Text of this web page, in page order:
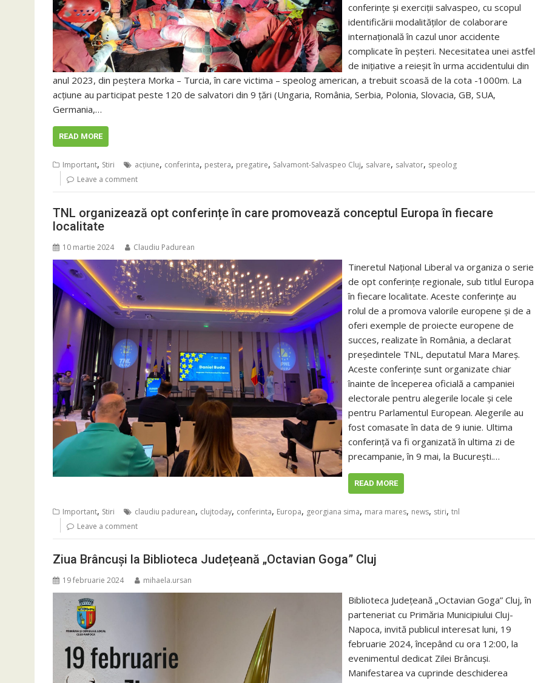
conferințe și exerciții salvaspeo, cu scopul
identificării modalităților de colaborare
internațională în cazul unor accidente
complicate în peșteri. Necesitatea unei astfel
de inițiative a reieșit în urma accidentului din
anul 2023, din peștera Morka – Turcia, în care victima – speolog american, a trebuit scoasă de la cota -1000m. La
acțiune au participat peste 120 de salvatori din 9 țări (Ungaria, România, Serbia, Polonia, Slovacia, GB, SUA,
Germania,…
READ MORE
Important, Stiri acţiune, conferinta, pestera, pregatire, Salvamont-Salvaspeo Cluj, salvare, salvator, speolog
Leave a comment
TNL organizează opt conferințe în care promovează conceptul Europa în fiecare
localitate
10 martie 2024 Claudiu Padurean
Tineretul Național Liberal va organiza o serie
de opt conferințe regionale, sub titlul Europa
în fiecare localitate. Aceste conferințe au
rolul de a promova valorile europene și de a
oferi exemple de proiecte europene de
succes, realizate în România, a declarat
președintele TNL, deputatul Mara Mareș.
Aceste conferințe sunt organizate chiar
înainte de începerea oficială a campaniei
electorale pentru alegerile locale și cele
pentru Parlamentul European. Alegerile au
fost comasate în data de 9 iunie. Ultima
conferință va fi organizată în ultima zi de
precampanie, în 9 mai, la București.…
READ MORE
Important, Stiri claudiu padurean, clujtoday, conferinta, Europa, georgiana sima, mara mares, news, stiri, tnl
Leave a comment
Ziua Brâncuși la Biblioteca Județeană „Octavian Goga” Cluj
19 februarie 2024 mihaela.ursan
Biblioteca Județeană „Octavian Goga” Cluj, în
parteneriat cu Primăria Municipiului Cluj-
Napoca, invită publicul interesat luni, 19
februarie 2024, începând cu ora 12:00, la
evenimentul dedicat Zilei Brâncuși.
Manifestarea va cuprinde deschiderea